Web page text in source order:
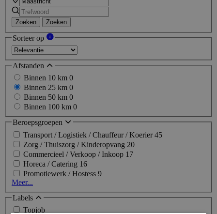
Zoeken Zoeken
Sorteer op
Afstanden
Binnen 10 km 0
Binnen 25 km 0
Binnen 50 km 0
Binnen 100 km 0
Beroepsgroepen
Transport / Logistiek / Chauffeur / Koerier45
Zorg / Thuiszorg / Kinderopvang 20
Commercieel / Verkoop / Inkoop 17
Horeca / Catering 16
Promotiewerk / Hostess 9
Meer...
Labels
Topjob